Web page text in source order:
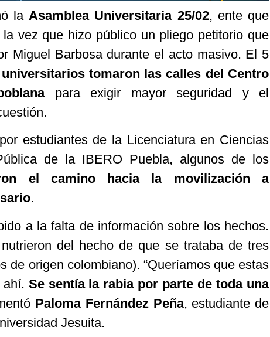
laAsamblea Universitaria 25/02, ente que
vez que hizo público un pliego petitorio que
Miguel Barbosa durante el acto masivo. El 5
tomaron las calles del Centro
para exigir mayor seguridad y el
estudiantes de la Licenciatura en Ciencias
de la IBERO Puebla, algunos de los
el camino hacia la movilización a
.
a la falta de información sobre los hechos.
del hecho de que se trataba de tres
de origen colombiano). “Queríamos que estas
ahí. Se sentía la rabia por parte de toda una
Paloma Fernández Peña, estudiante de
Jesuita.